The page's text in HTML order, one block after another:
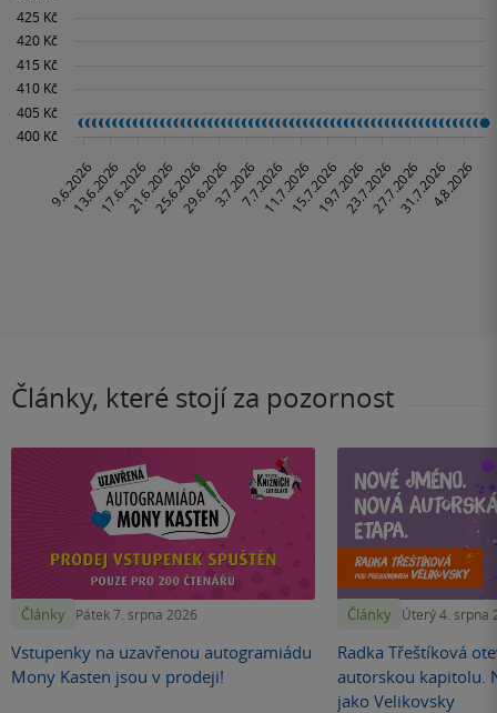
Články, které stojí za pozornost
Články Pátek 7. srpna 2026
Vstupenky na uzavřenou autogramiádu
Mony Kasten jsou v prodeji!
Články Úterý 4. srpna
Radka Třeštíková
autorskou kapitolu.
jako Velikovsky